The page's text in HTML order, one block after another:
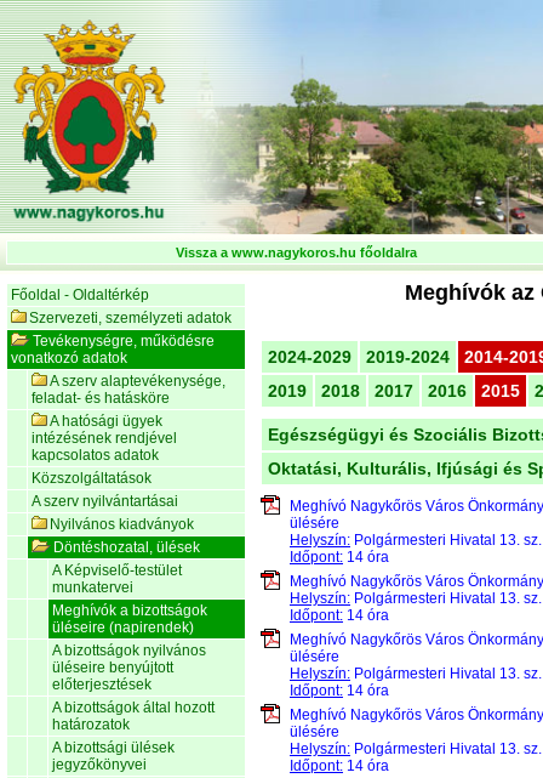
Vissza a www.nagykoros.hu főoldalra
Főoldal - Oldaltérkép
Szervezeti, személyzeti adatok
Tevékenységre, működésre
vonatkozó adatok
A szerv alaptevékenysége,
feladat- és hatásköre
A hatósági ügyek
intézésének rendjével
kapcsolatos adatok
Közszolgáltatások
A szerv nyilvántartásai
Nyilvános kiadványok
Döntéshozatal, ülések
A Képviselő-testület
munkatervei
Meghívók a bizottságok
üléseire (napirendek)
A bizottságok nyilvános
üléseire benyújtott
előterjesztések
A bizottságok által hozott
határozatok
A bizottsági ülések
jegyzőkönyvei
Meghívók
2024-2029 2019-2024
2014-
2019
2018 2017 2016 2015
Egészségügyi és Szociális
Oktatási, Kulturális, Ifjúsági és
Meghívó Nagykőrös Város
ülésére
Helyszín: Polgármesteri Hivatal 13.
Időpont: 14 óra
Meghívó Nagykőrös Város
Helyszín: Polgármesteri Hivatal 13.
Időpont: 14 óra
Meghívó Nagykőrös Város
ülésére
Helyszín: Polgármesteri Hivatal 13.
Időpont: 14 óra
Meghívó Nagykőrös Város
ülésére
Helyszín: Polgármesteri Hivatal 13.
Időpont: 14 óra